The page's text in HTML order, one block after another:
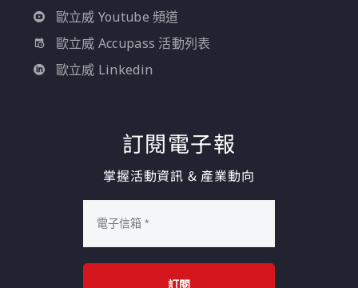
歐立威 Youtube 頻道
歐立威 Accupass 活動列表
歐立威 Linkedin
訂閱電子報
掌握活動資訊 & 產業動向
訂閱